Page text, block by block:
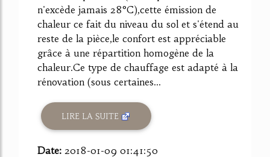
n'excède jamais 28°C),cette émission de
chaleur ce fait du niveau du sol et s'étend au
reste de la pièce,le confort est appréciable
grâce à une répartition homogène de la
chaleur.Ce type de chauffage est adapté à la
rénovation (sous certaines...
LIRE LA SUITE
Date: 2018-01-09 01:41:50